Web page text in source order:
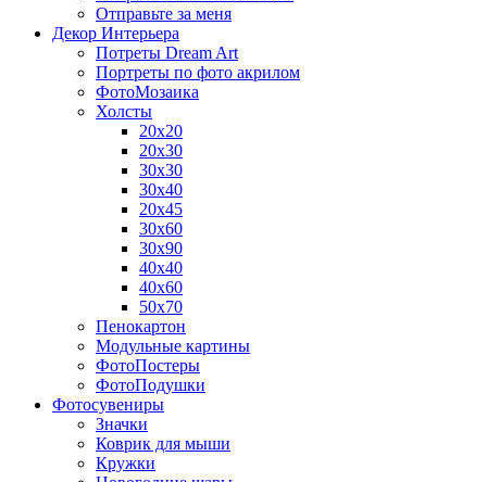
Отправьте за меня
Декор Интерьера
Потреты Dream Art
Портреты по фото акрилом
ФотоМозаика
Холсты
20х20
20х30
30х30
30х40
20х45
30х60
30х90
40х40
40х60
50х70
Пенокартон
Модульные картины
ФотоПостеры
ФотоПодушки
Фотоcувениры
Значки
Коврик для мыши
Кружки